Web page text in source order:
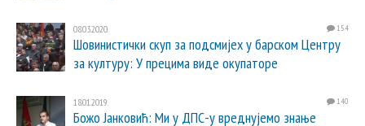
08.03.2020. 154
Шовинистички скуп за подсмијех у барском Центру
за културу: У прецима виде окупаторе
18.01.2019. 140
Божо Јанковић: Ми у ДПС-у вреднујемо знање